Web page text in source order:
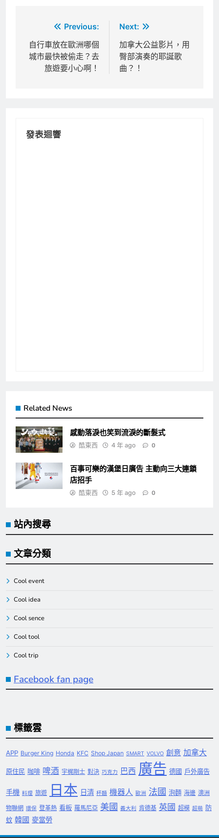
章
導
Previous:
自行車放在歐洲哪個
城市最快被偷走？去
旅遊要小心啊！
Next:
加拿大公益影片，用
臀部演奏的耶誕歌
曲？！
發表迴響
Related News
感動落淚也笑到流淚的斷髮式
酷東西 4 年 ago 0
百事可樂的漢堡日廣告 主動向三大連鎖
店招手
酷東西 5 年 ago 0
站內搜尋
文章分類
Cool event
Cool idea
Cool sence
Cool tool
Cool trip
Facebook fan page
標籤雲
APP Burger King Honda KFC Shop Japan SMART VOLVO 創意 加拿大
原住民 咖啡 啤酒 宇梶剛士 對決 巧克力 巴西 廣告 德國 戶外廣告
手機 料理 旅遊 日本 日清 杯麵 機器人 歐洲 法國 泡麵 海邊 澳洲
物聯網 環保 登革熱 看板 羅馬尼亞 美國 義大利 肯德基 英國 超模 超萌
防
蚊 韓國 麥當勞